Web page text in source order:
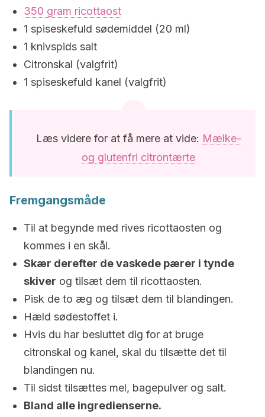
350 gram ricottaost
1 spiseskefuld sødemiddel (20 ml)
1 knivspids salt
Citronskal (valgfrit)
1 spiseskefuld kanel (valgfrit)
Læs videre for at få mere at vide: Mælke-
og glutenfri citrontærte
Fremgangsmåde
Til at begynde med rives ricottaosten og
kommes i en skål.
Skær derefter de vaskede pærer i tynde
skiver og tilsæt dem til ricottaosten.
Pisk de to æg og tilsæt dem til blandingen.
Hæld sødestoffet i.
Hvis du har besluttet dig for at bruge
citronskal og kanel, skal du tilsætte det til
blandingen nu.
Til sidst tilsættes mel, bagepulver og salt.
Bland alle ingredienserne.